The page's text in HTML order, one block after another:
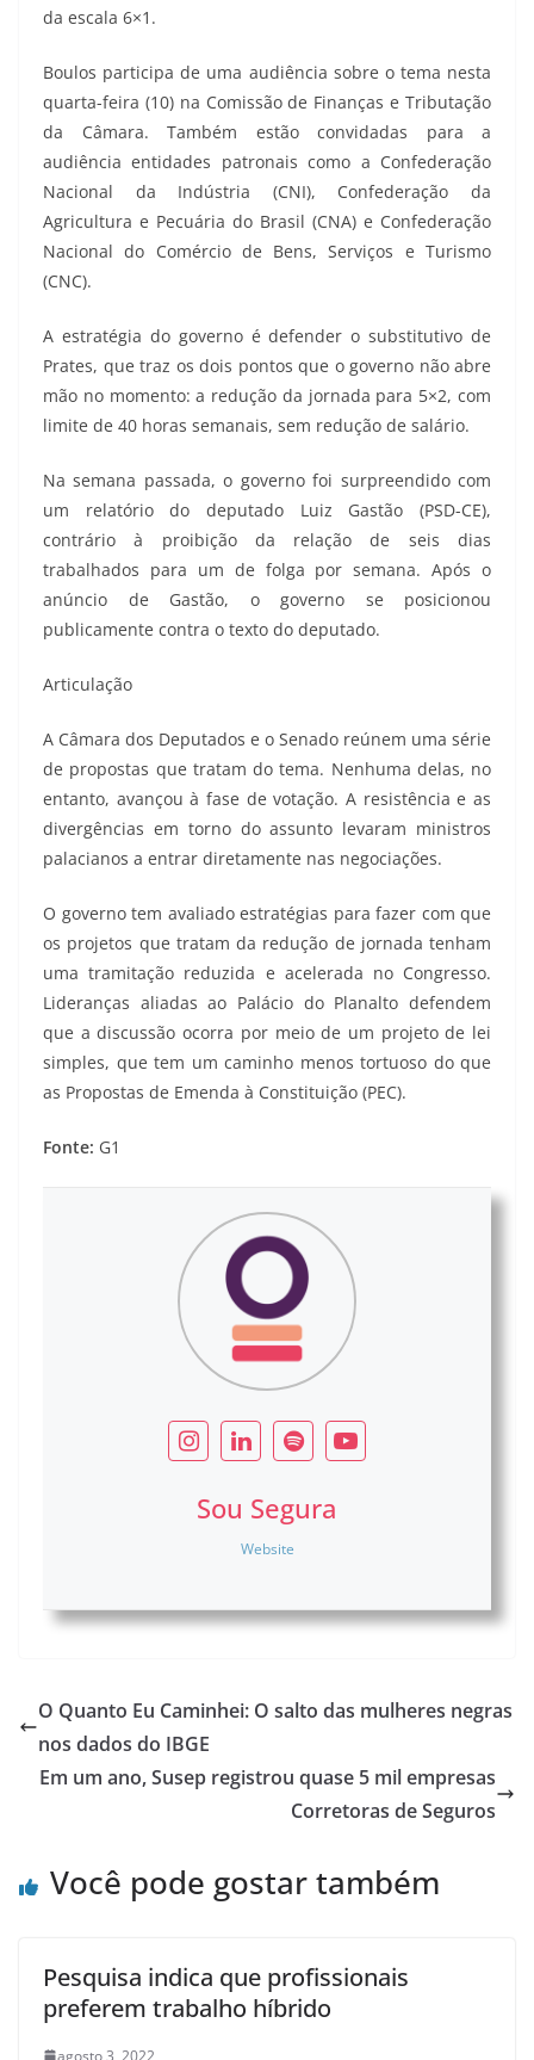
da escala 6×1.
Boulos participa de uma audiência sobre o tema nesta
quarta-feira (10) na Comissão de Finanças e Tributação
da Câmara. Também estão convidadas para a
audiência entidades patronais como a Confederação
Nacional da Indústria (CNI), Confederação da
Agricultura e Pecuária do Brasil (CNA) e Confederação
Nacional do Comércio de Bens, Serviços e Turismo
(CNC).
A estratégia do governo é defender o substitutivo de
Prates, que traz os dois pontos que o governo não abre
mão no momento: a redução da jornada para 5×2, com
limite de 40 horas semanais, sem redução de salário.
Na semana passada, o governo foi surpreendido com
um relatório do deputado Luiz Gastão (PSD-CE),
contrário à proibição da relação de seis dias
trabalhados para um de folga por semana. Após o
anúncio de Gastão, o governo se posicionou
publicamente contra o texto do deputado.
Articulação
A Câmara dos Deputados e o Senado reúnem uma série
de propostas que tratam do tema. Nenhuma delas, no
entanto, avançou à fase de votação. A resistência e as
divergências em torno do assunto levaram ministros
palacianos a entrar diretamente nas negociações.
O governo tem avaliado estratégias para fazer com que
os projetos que tratam da redução de jornada tenham
uma tramitação reduzida e acelerada no Congresso.
Lideranças aliadas ao Palácio do Planalto defendem
que a discussão ocorra por meio de um projeto de lei
simples, que tem um caminho menos tortuoso do que
as Propostas de Emenda à Constituição (PEC).
Fonte: G1
Sou Segura
Website
O Quanto Eu Caminhei: O salto das mulheres negras
nos dados do IBGE
Em um ano, Susep registrou quase 5 mil empresas
Corretoras de Seguros
Você pode gostar também
Pesquisa indica que profissionais
preferem trabalho híbrido
agosto 3, 2022